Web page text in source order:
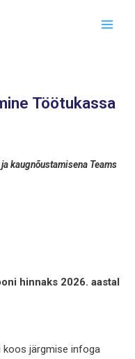
Töötukassa
kaugnõustamisena Teams
hinnaks 2026. aastal
koos järgmise infoga